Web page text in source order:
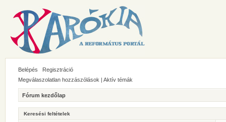
Belépés
Regisztráció
Megválaszolatlan hozzászólások | Aktív témák
Fórum kezdőlap
Keresési feltételek